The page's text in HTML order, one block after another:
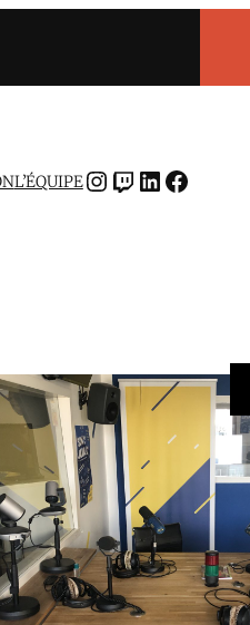
L’ÉQUIPEINSTAGRAMTWITCH LINKEDIN FACEBOOK